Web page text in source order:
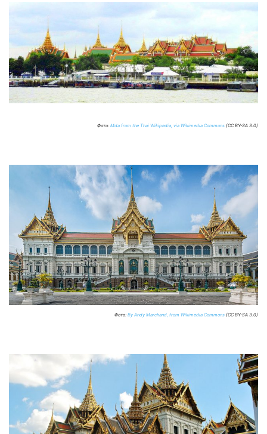
Фото: Mda from the Thai Wikipedia, via Wikimedia Commons (CC BY-SA 3.0)
Фото: By Andy Marchand, from Wikimedia Commons (CC BY-SA 3.0)